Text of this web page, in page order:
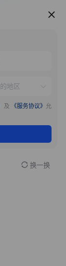
服务推荐
及 《服务协议》 允
换一换